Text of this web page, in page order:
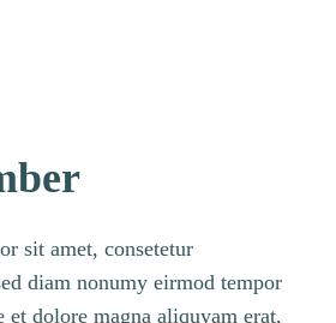
sit amet, consetetur
diam nonumy eirmod tempor
dolore magna aliquyam erat,